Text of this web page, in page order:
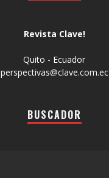
Revista Clave!
Quito - Ecuador
perspectivas@clave.com.ec
BUSCADOR